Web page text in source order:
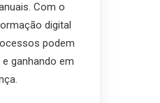
Com o
digital
podem
ganhando em